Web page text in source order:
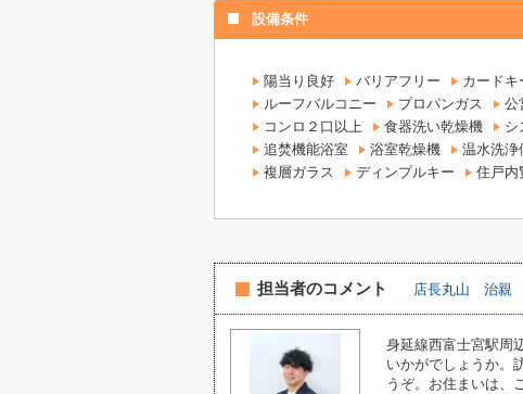
設備条件
陽当り良好 バリアフリー カードキ
ルーフバルコニー
プロパンガス 公
コンロ２口以上
食器洗い乾燥機 シ
追焚機能浴室
浴室乾燥機 温水洗浄
複層ガラス
ディンプルキー 住戸内
担当者のコメント 店長丸山 治親
身延線西富士宮駅周
いかがでしょうか。
うぞ。お住まいは、